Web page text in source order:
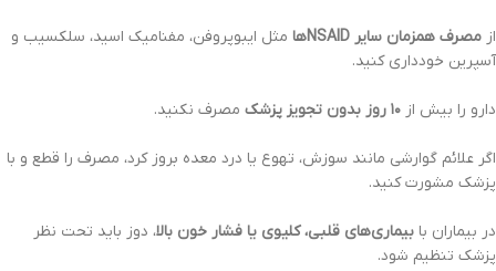
از مصرف همزمان سایر NSAIDها
مثل ایبوپروفن، مفنامیک اسید، سلکسیب و
آسپرین خودداری کنید.
دارو را بیش از ۱۰ روز بدون تجویز پزشک مصرف نکنید.
اگر علائم گوارشی مانند سوزش، تهوع یا درد معده بروز کرد، مصرف را قطع و با
پزشک مشورت کنید.
در بیماران با بیماری‌های قلبی، کلیوی یا فشار خون بالا، دوز باید تحت نظر
پزشک تنظیم شود.